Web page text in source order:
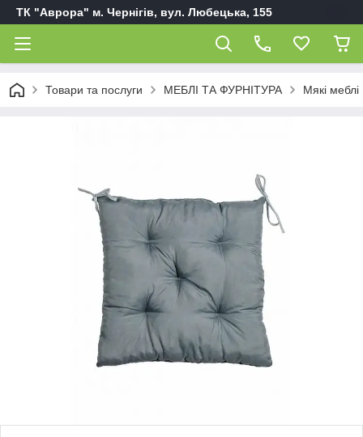
ТК "Аврора" м. Чернігів, вул. Любецька, 155
Товари та послуги МЕБЛІ ТА ФУРНІТУРА Мякі меблі